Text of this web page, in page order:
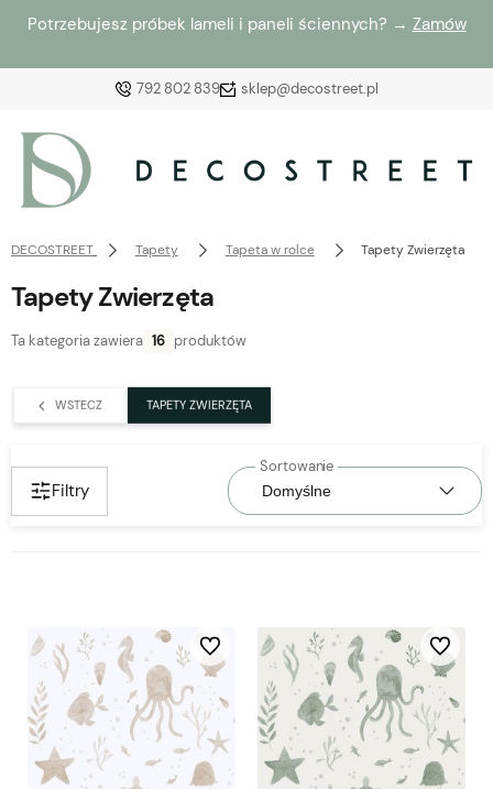
Potrzebujesz próbek lameli i paneli ściennych? → Zamów
792 802 839 sklep@decostreet.pl
zaloguj się, aby przywrócić dodane produkty do listy
z poprzedniej sesji.
DECOSTREET Tapety Tapeta w rolce Tapety Zwierzęta
Tapety Zwierzęta
Ta kategoria zawiera 16 produktów
WSTECZ TAPETY ZWIERZĘTA
Filtry
Do ulubionych Do